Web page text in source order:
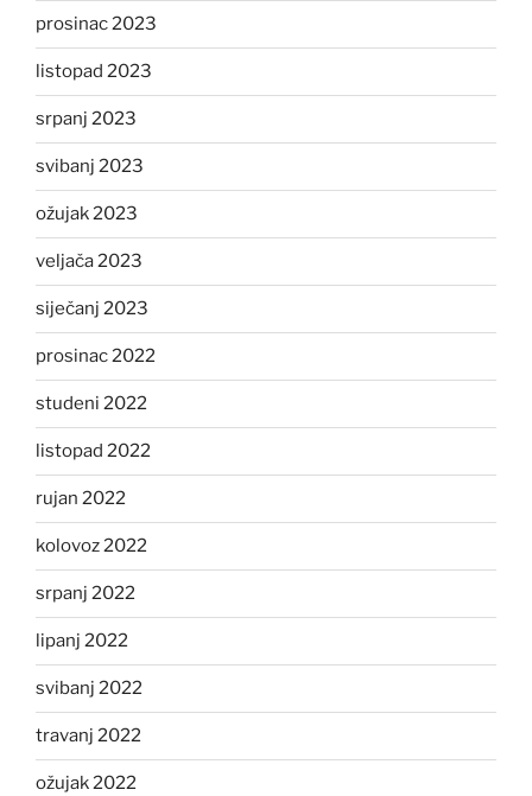
prosinac 2023
listopad 2023
srpanj 2023
svibanj 2023
ožujak 2023
veljača 2023
siječanj 2023
prosinac 2022
studeni 2022
listopad 2022
rujan 2022
kolovoz 2022
srpanj 2022
lipanj 2022
svibanj 2022
travanj 2022
ožujak 2022